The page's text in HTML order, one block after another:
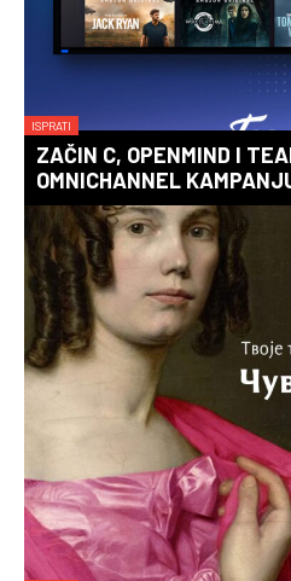
ISPRATI
ZAČIN C, OPENMIND I
OMNICHANNEL